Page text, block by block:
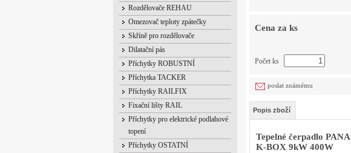
Rozdělovače REHAU
Omezovač teploty zpátečky
Skříně pro rozdělovače
Dilatační pás
Příchytky ROBUSTNÍ
Příchytka TACKER
Příchytky RAILFIX
Fixační lišty RAIL
Příchytky pro elektrické podlahové
topení
Příchytky OSTATNÍ
Cena za ks
Počet ks
poslat známému
Popis zboží
Tepelné čerpadlo
K-BOX 9kW 400W